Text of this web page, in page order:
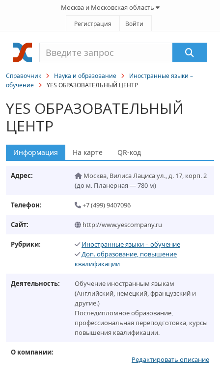
Москва и Московская область
Регистрация Войти
Справочник Наука и образование
Иностранные языки –
обучение
YES ОБРАЗОВАТЕЛЬНЫЙ ЦЕНТР
YES ОБРАЗОВАТЕЛЬНЫЙ
ЦЕНТР
Информация На карте QR-код
Адрес: Москва, Вилиса Лациса ул., д. 17, корп. 2
(до м. Планерная — 780 м)
Телефон: +7 (499) 9407096
Сайт: http://www.yescompany.ru
Рубрики:
Иностранные языки – обучение
Доп. образование, повышение
квалификации
Деятельность:
Обучение иностранным языкам
(Английский, немецкий, французский и
другие.)
Последипломное образование,
профессиональная переподготовка, курсы
повышения квалификации.
О компании:
Редактировать описание